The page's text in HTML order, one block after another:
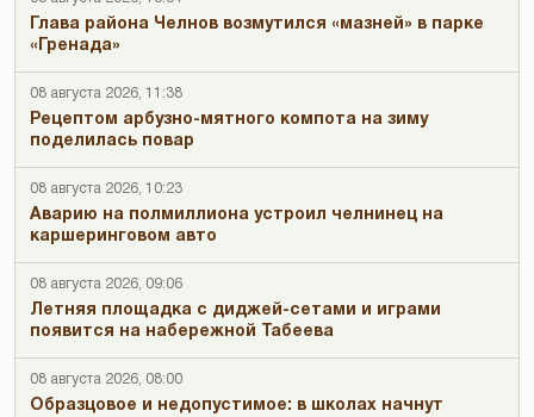
Глава района Челнов возмутился «мазней» в парке
«Гренада»
08 августа 2026, 11:38
Рецептом арбузно-мятного компота на зиму
поделилась повар
08 августа 2026, 10:23
Аварию на полмиллиона устроил челнинец на
каршеринговом авто
08 августа 2026, 09:06
Летняя площадка с диджей-сетами и играми
появится на набережной Табеева
08 августа 2026, 08:00
Образцовое и недопустимое: в школах начнут